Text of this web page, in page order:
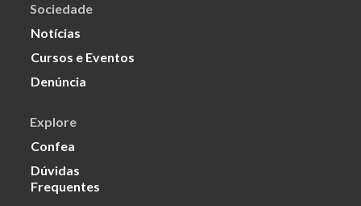
Sociedade
Notícias
Cursos e Eventos
Denúncia
Explore
Confea
Dúvidas
Frequentes